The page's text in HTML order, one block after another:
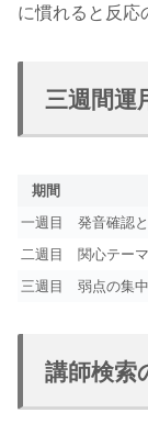
に慣れると反応
三週間運
期間
一週目
発音確認
二週目
関心テー
三週目
弱点の集
講師検索